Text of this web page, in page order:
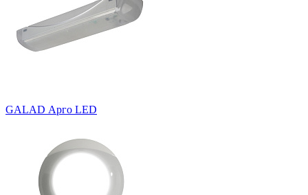
GALAD Арго LED